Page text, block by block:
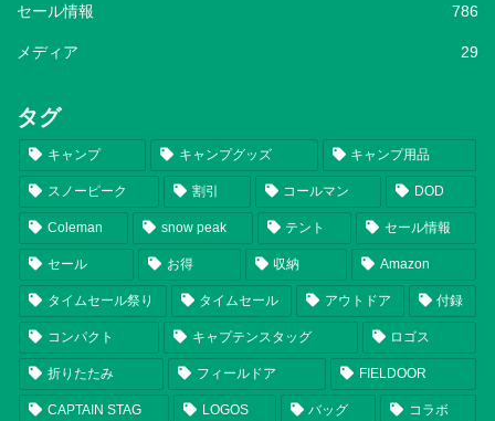
セール情報 786
メディア 29
タグ
キャンプ キャンプグッズ キャンプ用品
スノーピーク 割引 コールマン DOD
Coleman snow peak テント セール情報
セール お得 収納 Amazon
タイムセール祭り タイムセール アウトドア 付録
コンパクト キャプテンスタッグ ロゴス
折りたたみ フィールドア FIELDOOR
CAPTAIN STAG LOGOS バッグ コラボ